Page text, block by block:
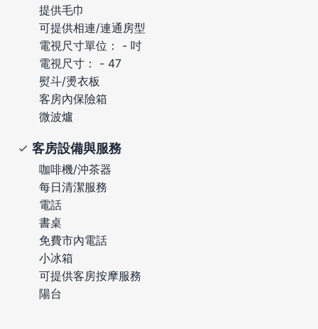
提供毛巾
可提供相連/連通房型
電視尺寸單位： - 吋
電視尺寸： - 47
熨斗/燙衣板
客房內保險箱
微波爐
客房設備與服務
咖啡機/沖茶器
每日清潔服務
電話
書桌
免費市內電話
小冰箱
可提供客房按摩服務
陽台